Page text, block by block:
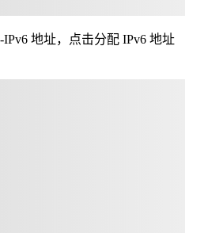
IPv6 地址，点击分配 IPv6 地址